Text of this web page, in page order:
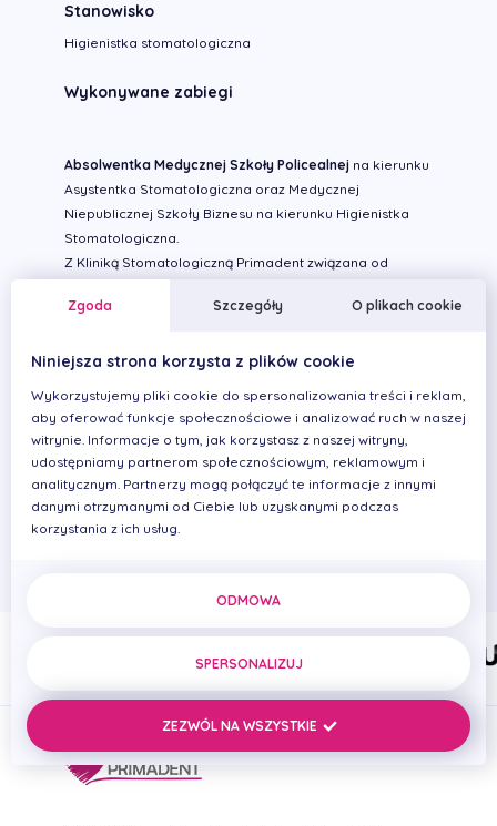
Stanowisko
Higienistka stomatologiczna
Wykonywane zabiegi
Absolwentka Medycznej Szkoły Policealnej na kierunku
Asystentka Stomatologiczna oraz Medycznej
Niepublicznej Szkoły Biznesu na kierunku Higienistka
Stomatologiczna.
Z Kliniką Stomatologiczną Primadent związana od
endodoncji, chirurgii, protetyki, stomatologii
przy zabiegach ortodontycznych. W pracy ceni sobie
stomatologiem. Czynnie wykonuje zabiegi
profilaktyczne stawiając na pierwszym miejscu
dokładność i delikatność. Stale rozwija swoje
kompetencje i umiejętności zawodowe poprzez
uczestnictwo w kursach i szkoleniach.
Prywatnie uwielbia podróże i odkrywanie nieznanych
Zgoda Szczegóły O plikach cookie
Niniejsza strona korzysta z plików cookie
Wykorzystujemy pliki cookie do spersonalizowania treści i reklam,
aby oferować funkcje społecznościowe i analizować ruch w naszej
witrynie. Informacje o tym, jak korzystasz z naszej witryny,
udostępniamy partnerom społecznościowym, reklamowym i
analitycznym. Partnerzy mogą połączyć te informacje z innymi
danymi otrzymanymi od Ciebie lub uzyskanymi podczas
korzystania z ich usług.
ODMOWA
SPERSONALIZUJ
ZEZWÓL NA WSZYSTKIE